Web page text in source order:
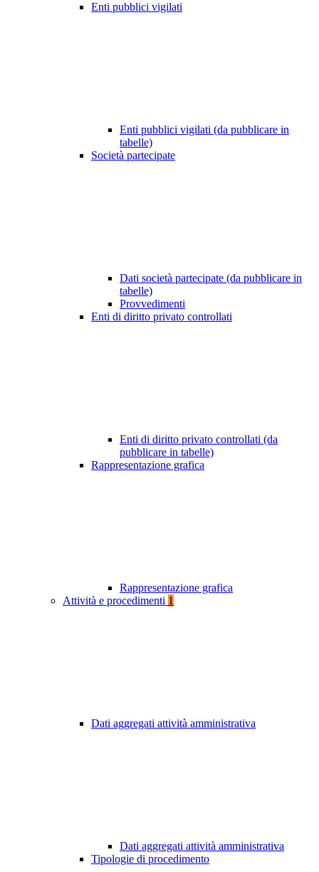
Enti pubblici vigilati
Enti pubblici vigilati (da pubblicare in
tabelle)
Società partecipate
Dati società partecipate (da pubblicare in
tabelle)
Provvedimenti
Enti di diritto privato controllati
Enti di diritto privato controllati (da
pubblicare in tabelle)
Rappresentazione grafica
Rappresentazione grafica
Attività e procedimenti 1
Dati aggregati attività amministrativa
Dati aggregati attività amministrativa
Tipologie di procedimento